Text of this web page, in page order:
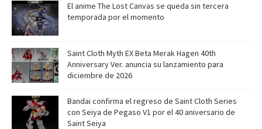
El anime The Lost Canvas se queda sin tercera
temporada por el momento
Saint Cloth Myth EX Beta Merak Hagen 40th
Anniversary Ver. anuncia su lanzamiento para
diciembre de 2026
Bandai confirma el regreso de Saint Cloth Series
con Seiya de Pegaso V1 por el 40 aniversario de
Saint Seiya